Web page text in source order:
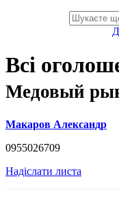
Всі
Медовый
Макаров Александр
0955026709
Надіслати листа